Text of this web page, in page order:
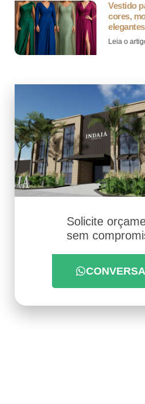
Vestido
cores,
elegantes
Leia o
Solicite
sem